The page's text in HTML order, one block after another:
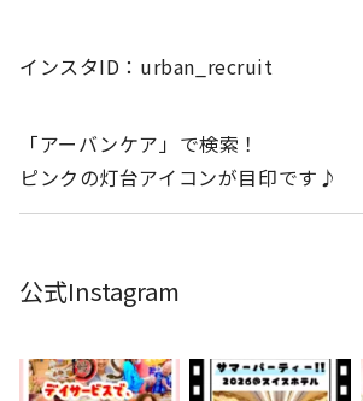
インスタID：urban_recruit
「アーバンケア」で検索！
ピンクの灯台アイコンが目印です♪
公式Instagram